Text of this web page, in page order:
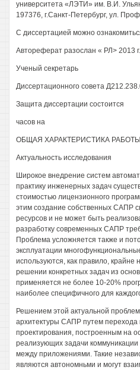
университета «ЛЭТИ» им. В.И.
197376, г.Санкт-Петербург, ул.
С диссертацией можно
Автореферат разослан « РЛ> 2013 г.
Ученый секретарь
Диссертационного совета
Защита диссертации состоится
часов на
ОБЩАЯ ХАРАКТЕРИСТИКА РАБОТЫ
Актуальность исследования
Широкое внедрение систем
практику инженерных задач
стоимостью лицензионного
этим создание собственных САПР
ресурсов и не может быть
разработку современных САПР
Проблема усложняется также и
эксплуатации
используются, как правило, крайне
решении конкретных задач из
применяется не более 10-20%
наиболее специфичного для
Решением этой актуальной
архитектуры САПР путем
проектирования, построенным на
реализующих задачи
между приложениями. Такие
являются автономньми и могут